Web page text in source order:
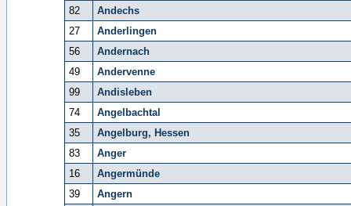
82
Andechs
27
Anderlingen
56
Andernach
49
Andervenne
99
Andisleben
74
Angelbachtal
35
Angelburg, Hessen
83
Anger
16
Angermünde
39
Angern